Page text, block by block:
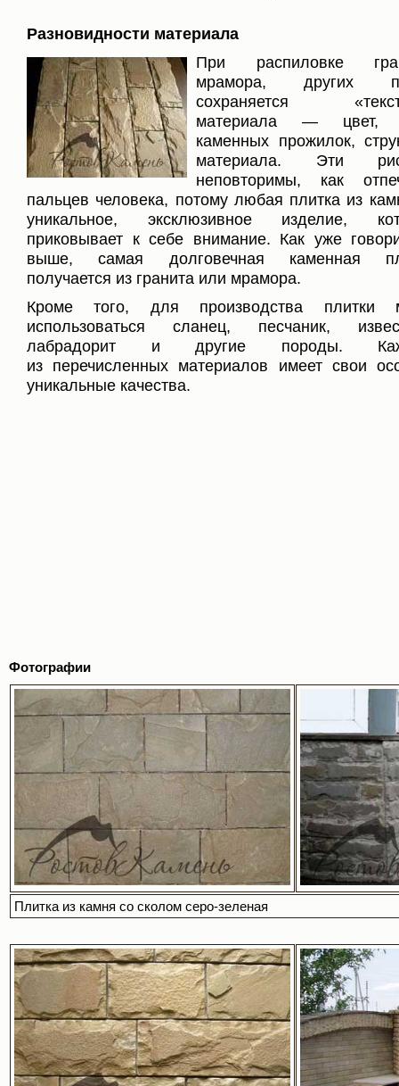
Разновидности материала
При распиловке
мрамора, других
сохраняется
материала — цвет,
каменных прожилок,
материала. Эти
неповторимы, как
пальцев человека, потому любая плитка из
уникальное, эксклюзивное изделие,
приковывает к себе внимание. Как уже
выше, самая долговечная каменная
получается из гранита или мрамора.
Кроме того, для производства плитки
использоваться сланец, песчаник,
лабрадорит и другие породы.
из перечисленных материалов имеет свои
уникальные качества.
Фотографии
Плитка из камня со сколом серо-зеленая